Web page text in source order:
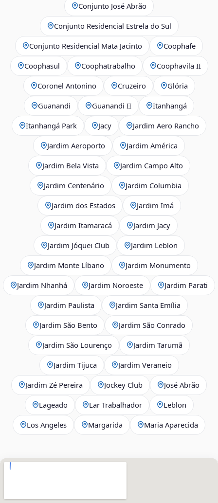
Conjunto José Abrão
Conjunto Residencial Estrela do Sul
Conjunto Residencial Mata Jacinto Coophafe
Coophasul Coophatrabalho Coophavila II
Coronel Antonino Cruzeiro Glória
Guanandi Guanandi II Itanhangá
Itanhangá Park Jacy Jardim Aero Rancho
Jardim Aeroporto Jardim América
Jardim Bela Vista Jardim Campo Alto
Jardim Centenário Jardim Columbia
Jardim dos Estados Jardim Imá
Jardim Itamaracá Jardim Jacy
Jardim Jóquei Club Jardim Leblon
Jardim Monte Líbano Jardim Monumento
Jardim Nhanhá Jardim Noroeste Jardim Parati
Jardim Paulista Jardim Santa Emília
Jardim São Bento Jardim São Conrado
Jardim São Lourenço Jardim Tarumã
Jardim Tijuca Jardim Veraneio
Jardim Zé Pereira Jockey Club José Abrão
Lageado Lar Trabalhador Leblon
Los Angeles Margarida Maria Aparecida